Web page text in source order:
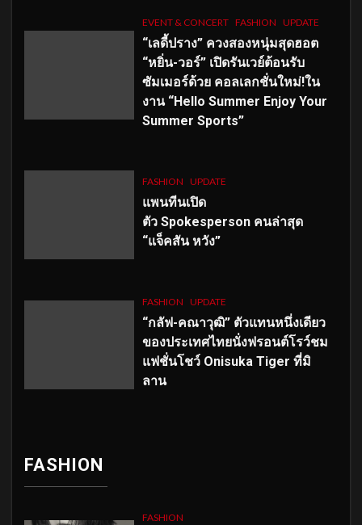
EVENT & CONCERT FASHION UPDATE
“เลดี้ปราง” ควงสองหนุ่มสุดฮอต
“หยิ่น-วอร์” เปิดรันเวย์ต้อนรับ
ซัมเมอร์ด้วย คอลเลกชั่นใหม่!ใน
งาน “Hello Summer Enjoy Your
Summer Sports”
FASHION UPDATE
แพนทีนเปิด
ตัว Spokesperson คนล่าสุด
“แจ็คสัน หวัง”
FASHION UPDATE
“กลัฟ-คณาวุฒิ” ตัวแทนหนึ่งเดียว
ของประเทศไทยนั่งฟรอนต์โรว์ชม
แฟชั่นโชว์ Onisuka Tiger ที่มิ
ลาน
FASHION
FASHION